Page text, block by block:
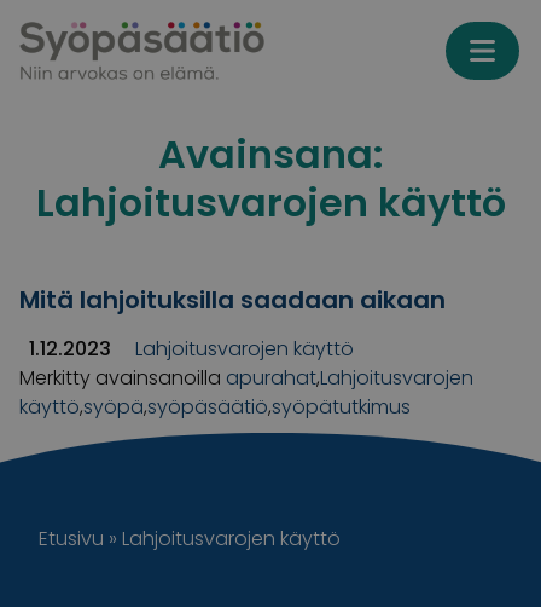
Avainsana:
Lahjoitusvarojen käyttö
Mitä lahjoituksilla saadaan aikaan
1.12.2023
Lahjoitusvarojen käyttö
Merkitty avainsanoilla apurahat,Lahjoitusvarojen
käyttö,syöpä,syöpäsäätiö,syöpätutkimus
Etusivu » Lahjoitusvarojen käyttö